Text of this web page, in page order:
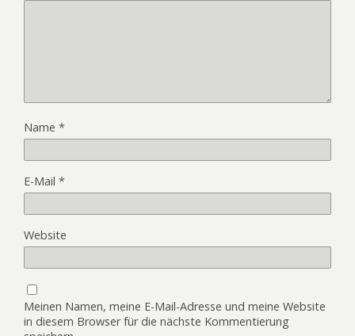
Name *
E-Mail *
Website
Meinen Namen, meine E-Mail-Adresse und meine Website
in diesem Browser für die nächste Kommentierung